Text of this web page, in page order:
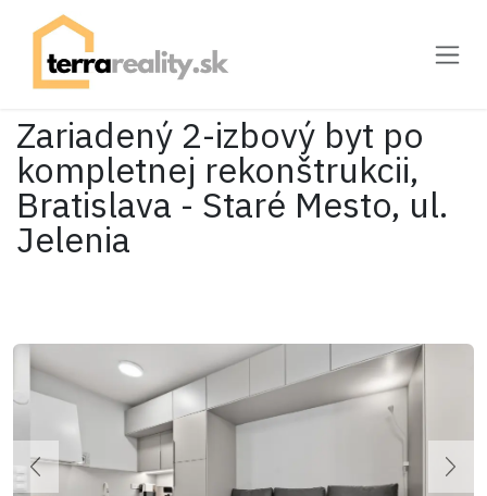
Skip to Content
Zariadený 2-izbový byt po
kompletnej rekonštrukcii,
Bratislava - Staré Mesto, ul.
Jelenia
Predchádzajúce